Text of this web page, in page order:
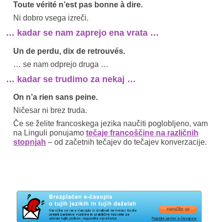
Toute vérité n’est pas bonne à dire.
Ni dobro vsega izreči.
… kadar se nam zaprejo ena vrata …
Un de perdu, dix de retrouvés.
… se nam odprejo druga …
… kadar se trudimo za nekaj …
On n’a rien sans peine.
Ničesar ni brez truda.
Če se želite francoskega jezika naučiti poglobljeno, vam
na Linguli ponujamo tečaje francoščine na različnih
stopnjah – od začetnih tečajev do tečajev konverzacije.